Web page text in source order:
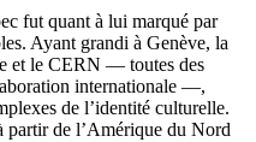
fut quant à lui marqué par
Ayant grandi à Genève, la
et le CERN — toutes des
internationale —,
de l’identité culturelle.
partir de l’Amérique du Nord